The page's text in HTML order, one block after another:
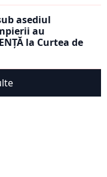
asediul
au
la Curtea de